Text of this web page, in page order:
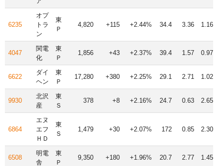
6235
オプ
トラ
ン
東
Ｐ
4,820 +115 +2.44% 34.4 3.36 1.16
4047
関電
化
東
Ｐ
1,856 +43 +2.37% 39.4 1.57 0.97
6622
ダイ
ヘン
東
Ｐ
17,280 +380 +2.25% 29.1 2.71 1.02
9930
北沢
産
東
Ｓ
378 +8 +2.16% 24.7 0.63 2.65
6864
エヌ
エフ
ＨＤ
東
Ｓ
1,479 +30 +2.07% 172 0.85 2.30
6508
明電
舎
東
Ｐ
9,350 +180 +1.96% 20.7 2.77 1.45